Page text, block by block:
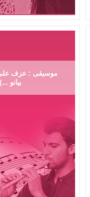
موسيقى : عزف على
بيانو ...)